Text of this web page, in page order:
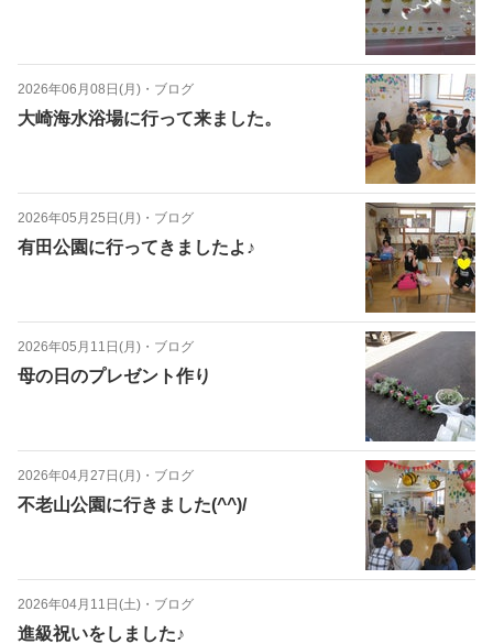
2026年06月08日(月) ・ ブログ
大崎海水浴場に行って来ました。
2026年05月25日(月) ・ ブログ
有田公園に行ってきましたよ♪
2026年05月11日(月) ・ ブログ
母の日のプレゼント作り
2026年04月27日(月) ・ ブログ
不老山公園に行きました(^^)/
2026年04月11日(土) ・ ブログ
進級祝いをしました♪